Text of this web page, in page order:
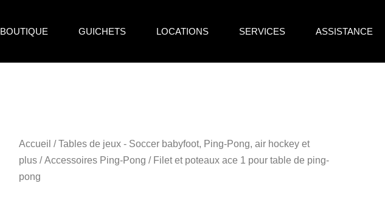
BOUTIQUE GUICHETS LOCATIONS SERVICES ASSISTANCE
Accueil /Tables de jeux - Soccer babyfoot, Ping-Pong, air hockey et
plus /Accessoires Ping-Pong / Filet et poteaux ace 1 pour table de ping-
pong